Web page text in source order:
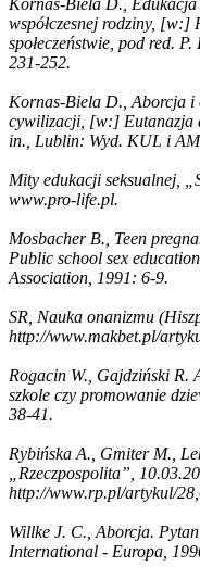
współczesnej rodziny, [w:]
społeczeństwie, pod red.
231-252.
Kornas-Biela D., Aborcja i
cywilizacji, [w:] Eutanazja
in., Lublin: Wyd. KUL i
Mity edukacji seksualnej,
www.pro-life.pl.
Mosbacher B., Teen
Public school sex
Association, 1991: 6-9.
SR, Nauka onanizmu
http://www.makbet.pl/
Rogacin W., Gajdziński R.
szkole czy promowanie
38-41.
Rybińska A., Gmiter M.,
„Rzeczpospolita”,
http://www.rp.pl/artykul/
Willke J. C., Aborcja.
International - Europa,